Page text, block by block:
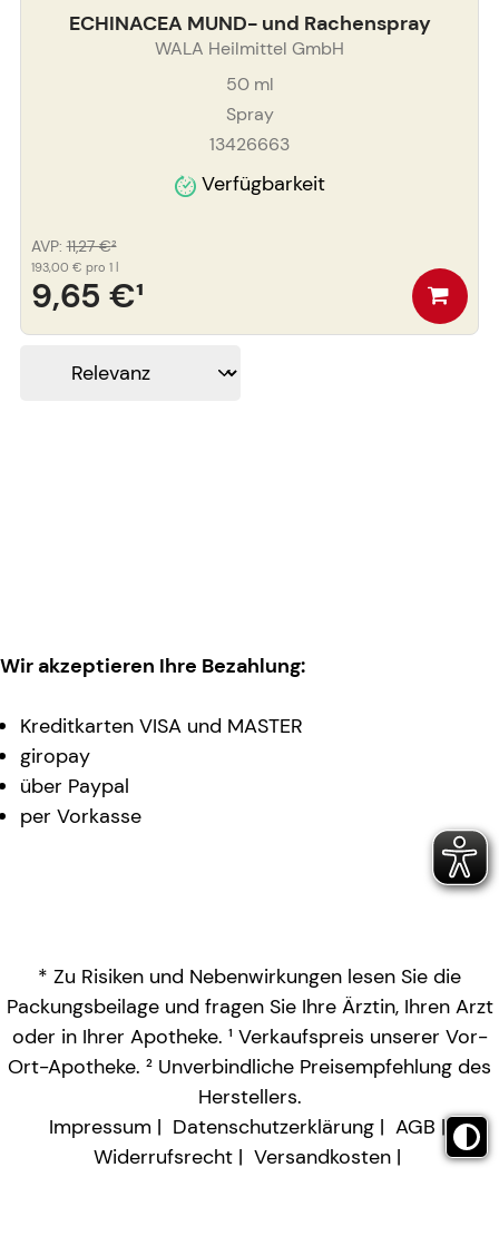
ECHINACEA MUND- und Rachenspray
WALA Heilmittel GmbH
50ml
Spray
13426663
Verfügbarkeit
9,65 €¹
AVP: 11,27 €²
193,00 € pro 1 l
Wir akzeptieren Ihre Bezahlung:
Kreditkarten VISA und MASTER
giropay
über Paypal
per Vorkasse
* Zu Risiken und Nebenwirkungen lesen Sie die
Packungsbeilage und fragen Sie Ihre Ärztin, Ihren Arzt
oder in Ihrer Apotheke. ¹ Verkaufspreis unserer Vor-
Ort-Apotheke. ² Unverbindliche Preisempfehlung des
Herstellers.
Impressum
Datenschutzerklärung
AGB
Widerrufsrecht
Versandkosten